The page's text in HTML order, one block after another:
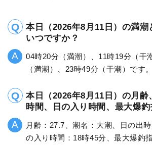
本日（2026年8月11日）の満潮
いつですか？
04時20分（満潮）、11時19分（干
（満潮）、23時49分（干潮）です。
本日（2026年8月11日）の月齢
時間、日の入り時間、最大爆
月齢：27.7、潮名：大潮、日の出
の入り時間：18時45分、最大爆釣